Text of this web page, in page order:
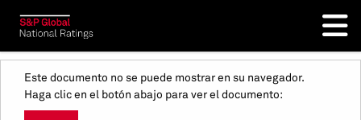
Este documento no se puede mostrar en su navegador.
Haga clic en el botón abajo para ver el documento: